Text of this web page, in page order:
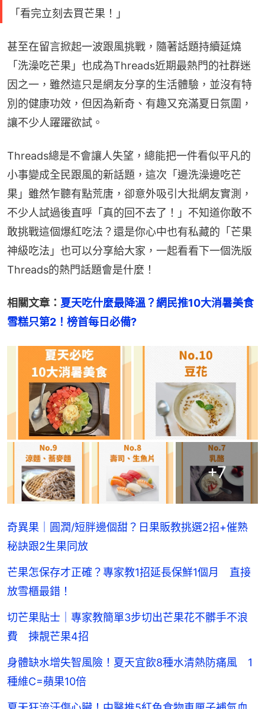
「看完立刻去買芒果！」
甚至在留言掀起一波跟風挑戰，隨著話題持續延燒
「洗澡吃芒果」也成為Threads近期最熱門的社群迷
因之一，雖然這只是網友分享的生活體驗，並沒有特
別的健康功效，但因為新奇、有趣又充滿夏日氛圍，
讓不少人躍躍欲試。
Threads總是不會讓人失望，總能把一件看似平凡的
小事變成全民跟風的新話題，這次「邊洗澡邊吃芒
果」雖然乍聽有點荒唐，卻意外吸引大批網友實測，
不少人試過後直呼「真的回不去了！」不知道你敢不
敢挑戰這個爆紅吃法？還是你心中也有私藏的「芒果
神級吃法」也可以分享給大家，一起看看下一個洗版
Threads的熱門話題會是什麼！
相關文章： 夏天吃什麼最降溫？網民推10大消暑美食
雪糕只第2！榜首每日必備?
+7
奇異果｜圓潤/短胖邊個甜？日果販教挑選2招+催熟
秘訣跟2生果同放
芒果怎保存才正確？專家教1招延長保鮮1個月 直接
放雪櫃最錯！
切芒果貼士｜專家教簡單3步切出芒果花不髒手不浪
費 揀靚芒果4招
身體缺水增失智風險！夏天宜飲8種水清熱防痛風 1
種維C=蘋果10倍